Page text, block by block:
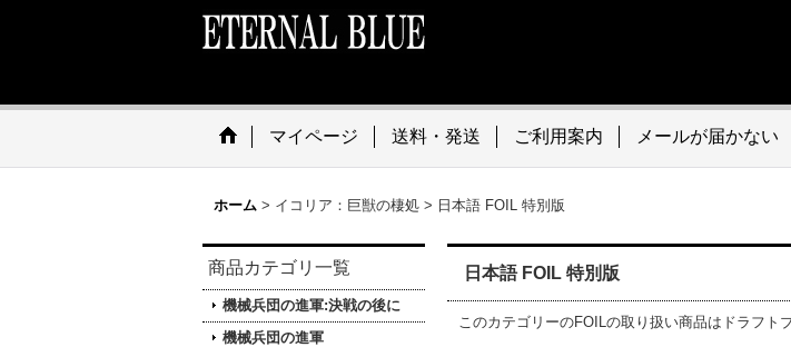
マイページ 送料・発送 ご利用案内 メールが届かない
ホーム > イコリア：巨獣の棲処 > 日本語 FOIL 特別版
商品カテゴリ一覧
機械兵団の進軍:決戦の後に
機械兵団の進軍
日本語 FOIL 特別版
このカテゴリーのFOILの取り扱い商品はドラフト